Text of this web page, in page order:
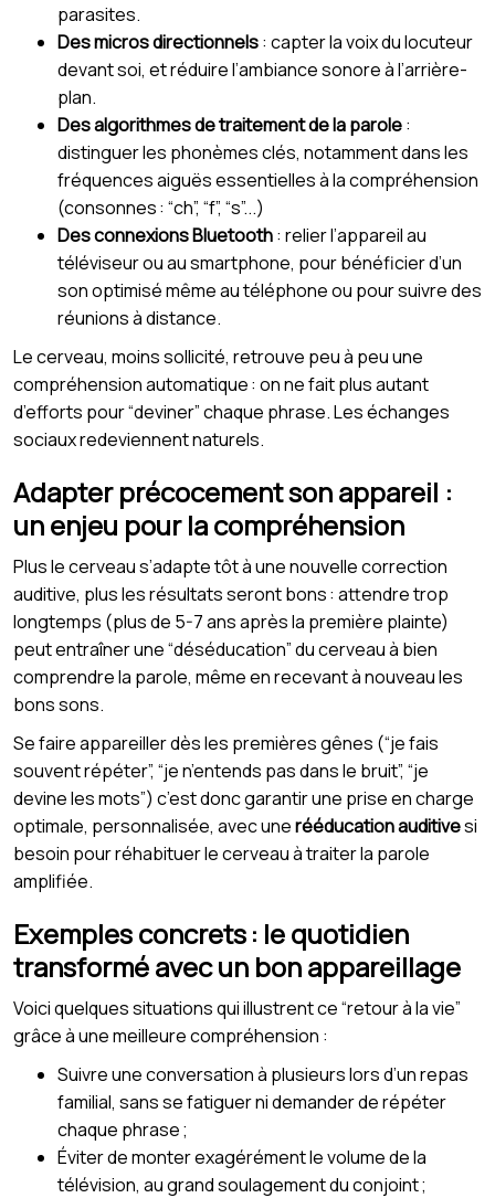
parasites.
Des micros directionnels: capter la voix du locuteur
devant soi, et réduire l’ambiance sonore à l’arrière-
plan.
Des algorithmes de traitement de la parole:
distinguer les phonèmes clés, notamment dans les
fréquences aiguës essentielles à la compréhension
(consonnes : “ch”, “f”, “s”...)
Des connexions Bluetooth: relier l’appareil au
téléviseur ou au smartphone, pour bénéficier d’un
son optimisé même au téléphone ou pour suivre des
réunions à distance.
Le cerveau, moins sollicité, retrouve peu à peu une
compréhension automatique : on ne fait plus autant
d’efforts pour “deviner” chaque phrase. Les échanges
sociaux redeviennent naturels.
Adapter précocement son appareil :
un enjeu pour la compréhension
Plus le cerveau s’adapte tôt à une nouvelle correction
auditive, plus les résultats seront bons : attendre trop
longtemps (plus de 5-7 ans après la première plainte)
peut entraîner une “déséducation” du cerveau à bien
comprendre la parole, même en recevant à nouveau les
bons sons.
Se faire appareiller dès les premières gênes (“je fais
souvent répéter”, “je n’entends pas dans le bruit”, “je
devine les mots”) c’est donc garantir une prise en charge
optimale, personnalisée, avec unerééducation auditivesi
besoin pour réhabituer le cerveau à traiter la parole
amplifiée.
Exemples concrets : le quotidien
transformé avec un bon appareillage
Voici quelques situations qui illustrent ce “retour à la vie”
grâce à une meilleure compréhension :
Suivre une conversation à plusieurs lors d’un repas
familial, sans se fatiguer ni demander de répéter
chaque phrase ;
Éviter de monter exagérément le volume de la
télévision, au grand soulagement du conjoint ;